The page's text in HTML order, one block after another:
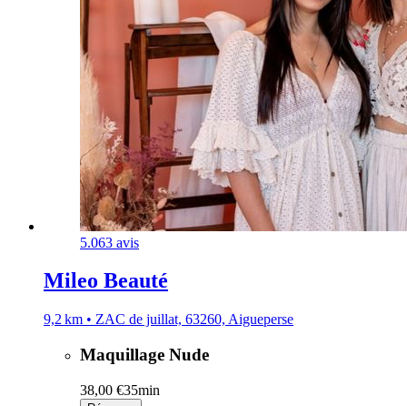
5.063 avis
Mileo Beauté
9,2 km • ZAC de juillat, 63260, Aigueperse
Maquillage Nude
38,00 €35min